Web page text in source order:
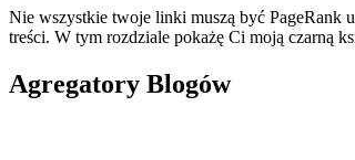
Nie wszystkie twoje linki muszą być PageRank
treści. W tym rozdziale pokażę Ci moją czarną
Agregatory Blogów